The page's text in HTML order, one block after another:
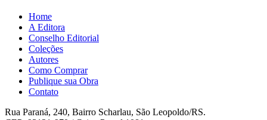
Home
A Editora
Conselho Editorial
Coleções
Autores
Como Comprar
Publique sua Obra
Contato
Rua Paraná, 240, Bairro Scharlau, São Leopoldo/RS.